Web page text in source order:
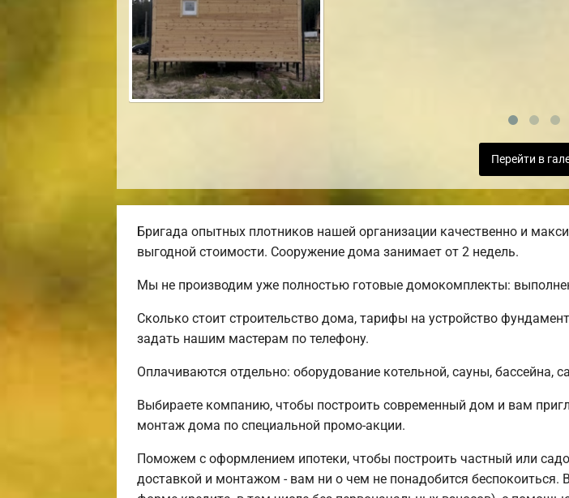
Перейти в
Бригада опытных плотников нашей организации качественно и
выгодной стоимости. Сооружение дома занимает от 2 недель.
Мы не производим уже полностью готовые домокомплекты:
Сколько стоит строительство дома, тарифы на устройство
задать нашим мастерам по телефону.
Оплачиваются отдельно: оборудование котельной, сауны, бассейна,
Выбираете компанию, чтобы построить современный дом и вам
монтаж дома по специальной промо-акции.
Поможем с оформлением ипотеки, чтобы построить частный или
доставкой и монтажом - вам ни о чем не понадобится